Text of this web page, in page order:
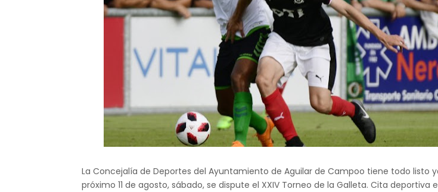
La Concejalía de Deportes del Ayuntamiento de Aguilar de Campoo tiene todo listo
próximo 11 de agosto, sábado, se dispute el XXIV Torneo de la Galleta. Cita deportiva